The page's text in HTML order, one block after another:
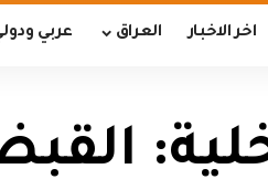
اخر الاخبار العراق عربي